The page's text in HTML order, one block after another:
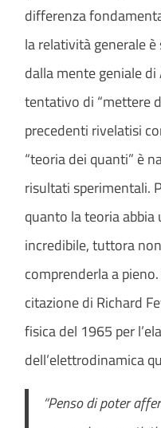
differenza
la relatività generale
dalla mente geniale
tentativo di “mettere
precedenti rivelatisi
“teoria dei quanti” è
risultati sperimentali.
quanto la teoria
incredibile, tuttora
comprenderla a
citazione di Richard
fisica del 1965 per
dell’elettrodinamica
“Penso di poter